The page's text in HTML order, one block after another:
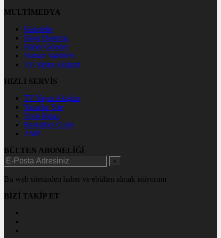
MULTİMEDYA
Gazeteler
Hava Durumu
Haber Gönder
Namaz Vakitleri
TV Yayın Akışları
HIZLI SERVİS
TV Yayın Akışları
Yazarlar Site
Tenis İddaa
Basketbol Canlı
AMP
BÜLTEN ABONELİĞİ
+
Bu web sitesinden haber ve ebülten almak istiyorum
BİZİ TAKİP ET